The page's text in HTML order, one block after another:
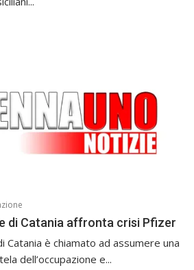
di Catania affronta crisi Pfizer
Catania è chiamato ad assumere una
dell’occupazione e...